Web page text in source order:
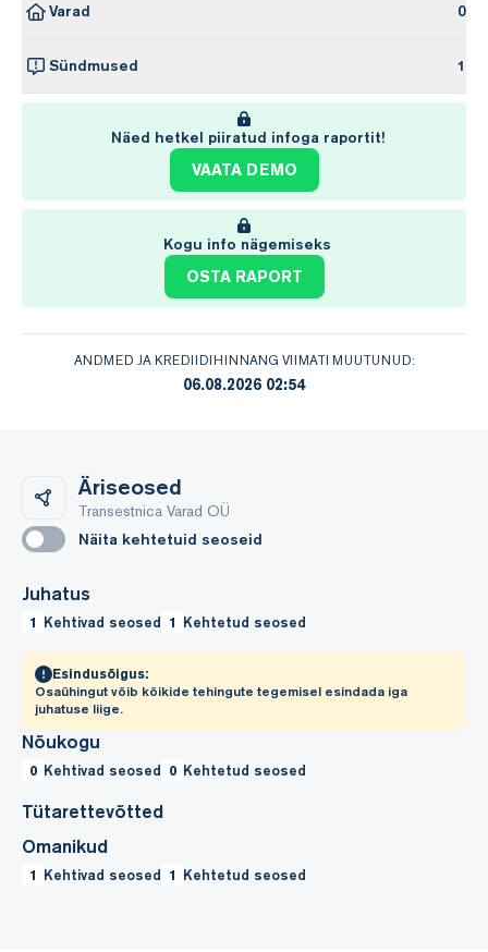
Varad 0
Sündmused 1
Näed hetkel piiratud infoga raportit!
VAATA DEMO
Kogu info nägemiseks
OSTA RAPORT
ANDMED JA KREDIIDIHINNANG VIIMATI MUUTUNUD:
06.08.2026 02:54
Äriseosed
Transestnica Varad OÜ
Näita kehtetuid seoseid
Juhatus
1 Kehtivad seosed 1 Kehtetud seosed
Esindusõigus:
Osaühingut võib kõikide tehingute tegemisel esindada iga
juhatuse liige.
Nõukogu
0 Kehtivad seosed 0 Kehtetud seosed
Tütarettevõtted
Omanikud
1 Kehtivad seosed 1 Kehtetud seosed